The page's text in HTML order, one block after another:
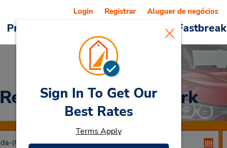
Promoções Veículos e serviços Fastbreak
Login Registrar Aluguer de negócios
Rent a Carat High Park
Sign In To Get Our
Best Rates
Terms Apply